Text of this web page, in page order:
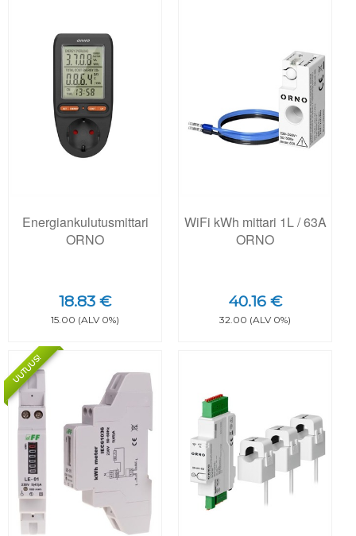
Energiankulutusmittari
ORNO
18.83 €
15.00 (ALV 0%)
WiFi kWh mittari 1L / 63A
ORNO
40.16 €
32.00 (ALV 0%)
UUTUUS!